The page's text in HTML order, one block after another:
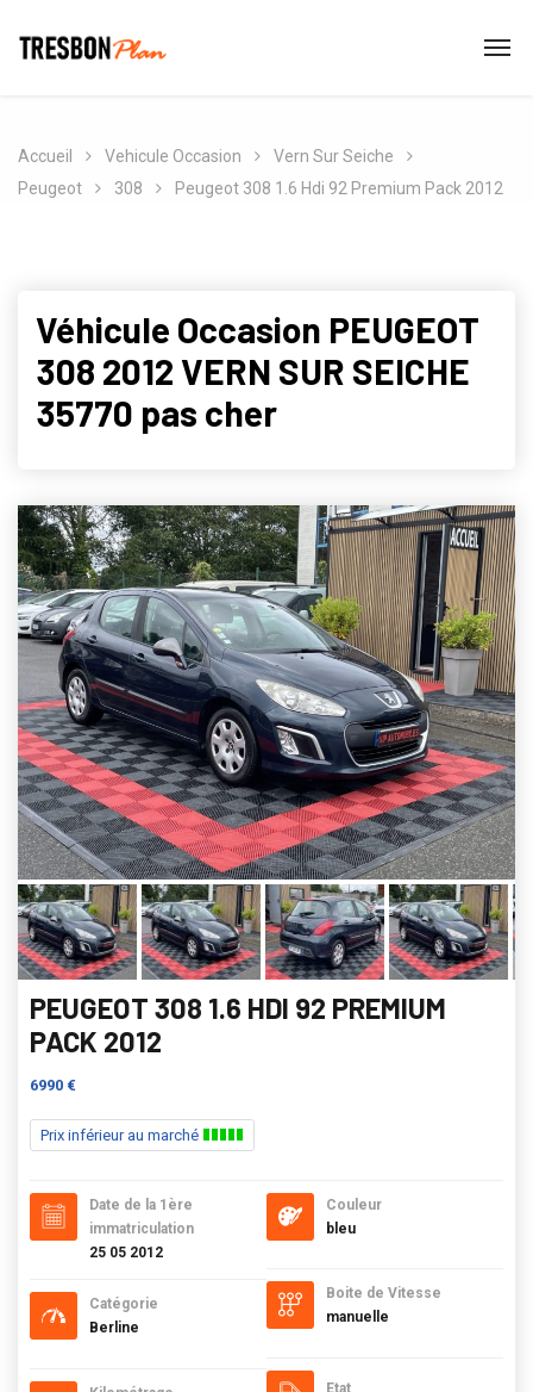
Accueil Vehicule Occasion
Vern Sur Seiche
Peugeot
308 Peugeot 308 1.6 Hdi 92 Premium Pack 2012
Véhicule Occasion PEUGEOT
308 2012 VERN SUR SEICHE
35770 pas cher
PEUGEOT 308 1.6 HDI 92 PREMIUM
PACK 2012
6990 €
Prix inférieur au marché
Date de la 1ère
immatriculation
25 05 2012
Catégorie
Berline
Couleur
bleu
Boite de Vitesse
manuelle
Etat